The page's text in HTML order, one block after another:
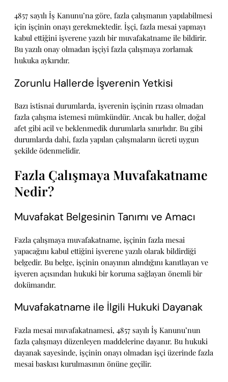
4857 sayılı İş Kanunu’na göre, fazla çalışmanın yapılabilmesi
için işçinin onayı gerekmektedir. İşçi, fazla mesai yapmayı
kabul ettiğini işverene yazılı bir muvafakatname ile bildirir.
Bu yazılı onay olmadan işçiyi fazla çalışmaya zorlamak
hukuka aykırıdır.
Zorunlu Hallerde İşverenin Yetkisi
Bazı istisnai durumlarda, işverenin işçinin rızası olmadan
fazla çalışma istemesi mümkündür. Ancak bu haller, doğal
afet gibi acil ve beklenmedik durumlarla sınırlıdır. Bu gibi
durumlarda dahi, fazla yapılan çalışmaların ücreti uygun
şekilde ödenmelidir.
Fazla Çalışmaya Muvafakatname
Nedir?
Muvafakat Belgesinin Tanımı ve Amacı
Fazla çalışmaya muvafakatname, işçinin fazla mesai
yapacağını kabul ettiğini işverene yazılı olarak bildirdiği
belgedir. Bu belge, işçinin onayının alındığını kanıtlayan ve
işveren açısından hukuki bir koruma sağlayan önemli bir
dokümandır.
Muvafakatname ile İlgili Hukuki Dayanak
Fazla mesai muvafakatnamesi, 4857 sayılı İş Kanunu’nun
fazla çalışmayı düzenleyen maddelerine dayanır. Bu hukuki
dayanak sayesinde, işçinin onayı olmadan işçi üzerinde fazla
mesai baskısı kurulmasının önüne geçilir.